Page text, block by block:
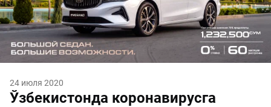
24 июля 2020
Ўзбекистонда коронавирусга